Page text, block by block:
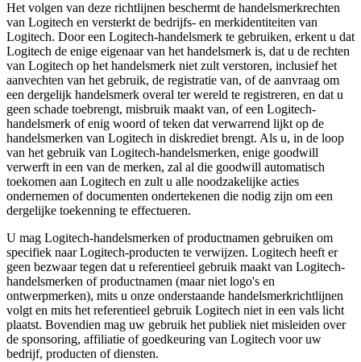
Het volgen van deze richtlijnen beschermt de handelsmerkrechten
van Logitech en versterkt de bedrijfs- en merkidentiteiten van
Logitech. Door een Logitech-handelsmerk te gebruiken, erkent u dat
Logitech de enige eigenaar van het handelsmerk is, dat u de rechten
van Logitech op het handelsmerk niet zult verstoren, inclusief het
aanvechten van het gebruik, de registratie van, of de aanvraag om
een dergelijk handelsmerk overal ter wereld te registreren, en dat u
geen schade toebrengt, misbruik maakt van, of een Logitech-
handelsmerk of enig woord of teken dat verwarrend lijkt op de
handelsmerken van Logitech in diskrediet brengt. Als u, in de loop
van het gebruik van Logitech-handelsmerken, enige goodwill
verwerft in een van de merken, zal al die goodwill automatisch
toekomen aan Logitech en zult u alle noodzakelijke acties
ondernemen of documenten ondertekenen die nodig zijn om een
dergelijke toekenning te effectueren.
U mag Logitech-handelsmerken of productnamen gebruiken om
specifiek naar Logitech-producten te verwijzen. Logitech heeft er
geen bezwaar tegen dat u referentieel gebruik maakt van Logitech-
handelsmerken of productnamen (maar niet logo's en
ontwerpmerken), mits u onze onderstaande handelsmerkrichtlijnen
volgt en mits het referentieel gebruik Logitech niet in een vals licht
plaatst. Bovendien mag uw gebruik het publiek niet misleiden over
de sponsoring, affiliatie of goedkeuring van Logitech voor uw
bedrijf, producten of diensten.